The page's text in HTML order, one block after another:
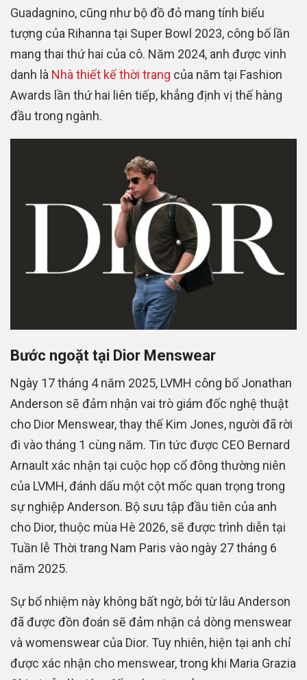
Guadagnino, cũng như bộ đồ đỏ mang tính biểu
tượng của Rihanna tại Super Bowl 2023, công bố lần
mang thai thứ hai của cô. Năm 2024, anh được vinh
danh là Nhà thiết kế thời trang của năm tại Fashion
Awards lần thứ hai liên tiếp, khẳng định vị thế hàng
đầu trong ngành.
Bước ngoặt tại Dior Menswear
Ngày 17 tháng 4 năm 2025, LVMH công bố Jonathan
Anderson sẽ đảm nhận vai trò giám đốc nghệ thuật
cho Dior Menswear, thay thế Kim Jones, người đã rời
đi vào tháng 1 cùng năm. Tin tức được CEO Bernard
Arnault xác nhận tại cuộc họp cổ đông thường niên
của LVMH, đánh dấu một cột mốc quan trọng trong
sự nghiệp Anderson. Bộ sưu tập đầu tiên của anh
cho Dior, thuộc mùa Hè 2026, sẽ được trình diễn tại
Tuần lễ Thời trang Nam Paris vào ngày 27 tháng 6
năm 2025.
Sự bổ nhiệm này không bất ngờ, bởi từ lâu Anderson
đã được đồn đoán sẽ đảm nhận cả dòng menswear
và womenswear của Dior. Tuy nhiên, hiện tại anh chỉ
được xác nhận cho menswear, trong khi Maria Grazia